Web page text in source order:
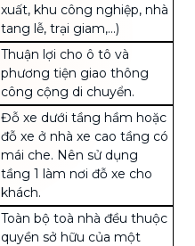
xuất, khu công nghiệp, nhà
tang lễ, trại giam,...)
Thuận lợi cho ô tô và
phương tiện giao thông
công cộng di chuyển.
Đỗ xe dưới tầng hầm hoặc
đỗ xe ở nhà xe cao tầng có
mái che. Nên sử dụng
tầng 1 làm nơi đỗ xe cho
khách.
Toàn bộ toà nhà đều thuộc
quyền sở hữu của một